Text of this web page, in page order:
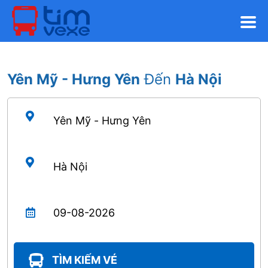
Yên Mỹ - Hưng Yên Đến Hà Nội
TÌM KIẾM VÉ